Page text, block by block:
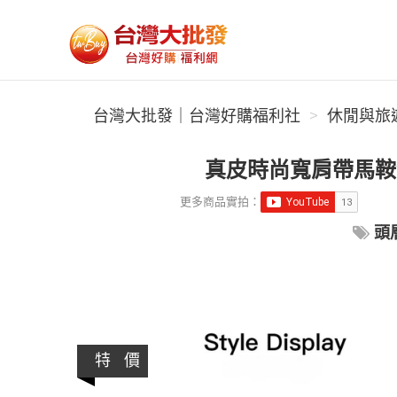
台灣大批發｜台灣好購福利社
台灣大批發｜台灣好購福利社
休閒與旅
真皮時尚寬肩帶馬
更多商品實拍：
頭
特 價